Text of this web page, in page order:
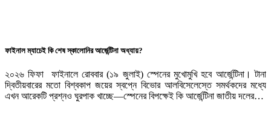
ফাইনাল ম্যাচেই কি শেষ স্কালোনির আর্জেন্টিনা অধ্যায়?
২০২৬ ফিফা ফাইনালে রোববার (১৯ জুলাই) স্পেনের মুখোমুখি হবে আর্জেন্টিনা। টানা
দ্বিতীয়বারের মতো বিশ্বকাপ জয়ের স্বপ্নে বিভোর আলবিসেলেস্তে সমর্থকদের মধ্যে
এখন আরেকটি প্রশ্নও ঘুরপাক খাচ্ছে—স্পেনের বিপক্ষেই কি আর্জেন্টিনা জাতীয় দলের…